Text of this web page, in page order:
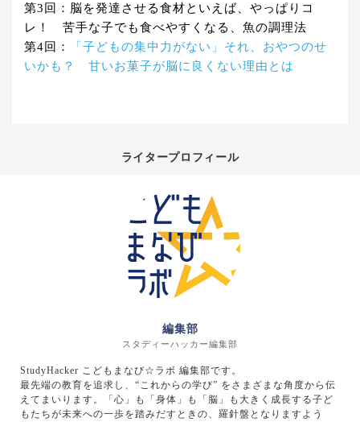
第3回：脳を発達させる食材といえば、やっぱりコ
レ！ 苦手な子でも食べやすくなる、魚の調理法
第4回：
「子どもの集中力がない」それ、おやつのせ
いかも？ 甘いお菓子が脳に良くない理由とは
ライタープロフィール
編集部
スタディーハッカー編集部
StudyHacker こどもまなび☆ラボ 編集部です。
最先端の教育を追求し、“これからの学び” をさまざまな角度から伝
えてまいります。「心」も「身体」も「脳」も大きく成長する子ど
もたちが未来への一歩を踏みだすときの、羅針盤となりますよう